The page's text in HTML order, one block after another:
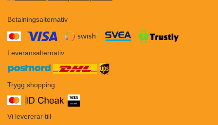
Betalningsalternativ
Leveransalternativ
Trygg shopping
Vi levererar till